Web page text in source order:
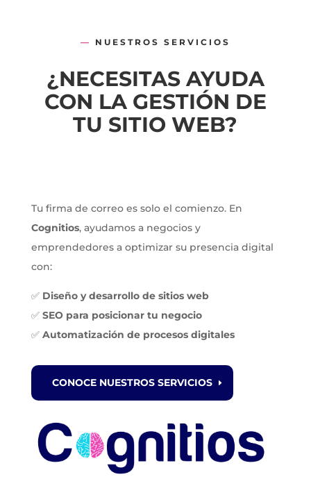
— NUESTROS SERVICIOS
¿NECESITAS AYUDA
CON LA GESTIÓN DE
TU SITIO WEB?
Tu firma de correo es solo el comienzo. En
Cognitios, ayudamos a negocios y
emprendedores a optimizar su presencia digital
con:
✅ Diseño y desarrollo de sitios web
✅ SEO para posicionar tu negocio
✅ Automatización de procesos digitales
CONOCE NUESTROS SERVICIOS